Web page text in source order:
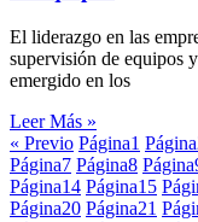
El liderazgo en las
supervisión de equipos
emergido en los
Leer Más »
« Previo Página1 Página
Página7 Página8 Página
Página14 Página15
Página20 Página21